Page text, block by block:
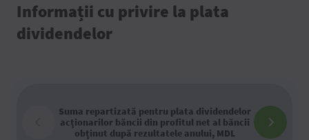
Informații cu privire la plata
dividendelor
Suma repartizată pentru plata dividendelor
acţionarilor băncii din profitul net al băncii
obţinut după rezultatele anului, MDL